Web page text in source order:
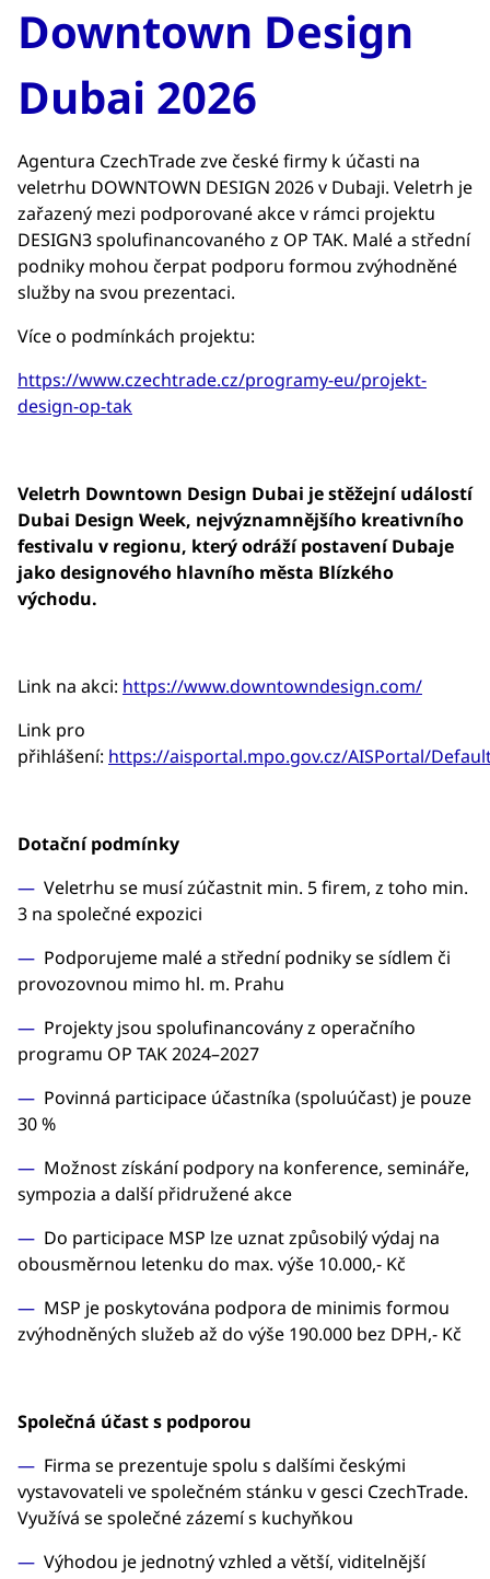
Downtown Design
Dubai 2026
Agentura CzechTrade zve české firmy k účasti na
veletrhu DOWNTOWN DESIGN 2026 v Dubaji. Veletrh je
zařazený mezi podporované akce v rámci projektu
DESIGN3 spolufinancovaného z OP TAK. Malé a střední
podniky mohou čerpat podporu formou zvýhodněné
služby na svou prezentaci.
Více o podmínkách projektu:
https://www.czechtrade.cz/programy-eu/projekt-
design-op-tak
Veletrh Downtown Design Dubai je stěžejní událostí
Dubai Design Week, nejvýznamnějšího kreativního
festivalu v regionu, který odráží postavení Dubaje
jako designového hlavního města Blízkého
východu.
Link na akci: https://www.downtowndesign.com/
Link pro
přihlášení: https://aisportal.mpo.gov.cz/AISPortal/
Dotační podmínky
Veletrhu se musí zúčastnit min. 5 firem, z toho min.
3 na společné expozici
Podporujeme malé a střední podniky se sídlem či
provozovnou mimo hl. m. Prahu
Projekty jsou spolufinancovány z operačního
programu OP TAK 2024–2027
Povinná participace účastníka (spoluúčast) je pouze
30 %
Možnost získání podpory na konference, semináře,
sympozia a další přidružené akce
Do participace MSP lze uznat způsobilý výdaj na
obousměrnou letenku do max. výše 10.000,- Kč
MSP je poskytována podpora de minimis formou
zvýhodněných služeb až do výše 190.000 bez DPH,- Kč
Společná účast s podporou
Firma se prezentuje spolu s dalšími českými
vystavovateli ve společném stánku v gesci CzechTrade.
Využívá se společné zázemí s kuchyňkou
Výhodou je jednotný vzhled a větší, viditelnější